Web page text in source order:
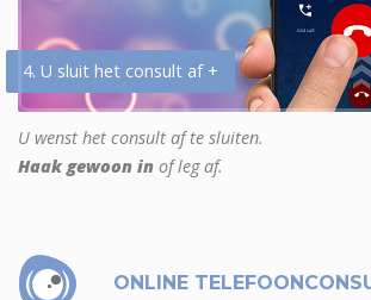
4. U sluit het consult af +
U wenst het consult af te sluiten.
Haak gewoon in of leg af.
ONLINE